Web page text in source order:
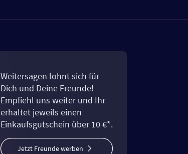
Weitersagen lohnt sich für
Dich und Deine Freunde!
Empfiehl uns weiter und Ihr
erhaltet jeweils einen
Einkaufsgutschein über 10 €*.
Jetzt Freunde werben